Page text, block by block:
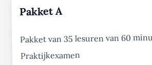
Pakket A
Pakket van 35 lesuren van 60
Praktijkexamen